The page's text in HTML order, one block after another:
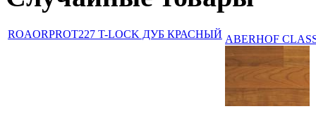
ROAORPROT227 T-LOCK ДУБ КРАСНЫЙ ABERHOF